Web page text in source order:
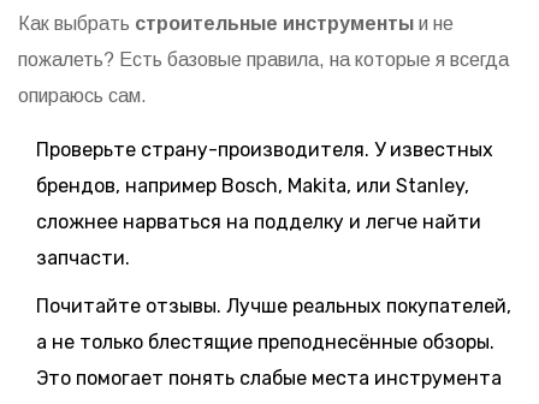
Как выбрать строительные инструменты и не
пожалеть? Есть базовые правила, на которые я всегда
опираюсь сам.
Проверьте страну-производителя. У известных
брендов, например Bosch, Makita, или Stanley,
сложнее нарваться на подделку и легче найти
запчасти.
Почитайте отзывы. Лучше реальных покупателей,
а не только блестящие преподнесённые обзоры.
Это помогает понять слабые места инструмента